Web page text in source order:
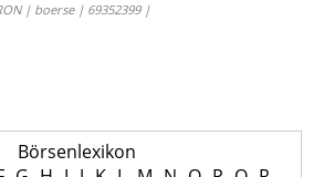
| boerse | 69352399 |
Börsenlexikon